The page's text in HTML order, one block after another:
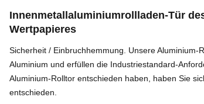
Innenmetallaluminiumrollladen-Tür
Wertpapieres
Sicherheit / Einbruchhemmung. Unsere Aluminium-
Aluminium und erfüllen die Industriestandard-
Aluminium-Rolltor entschieden haben, haben Sie
entschieden.